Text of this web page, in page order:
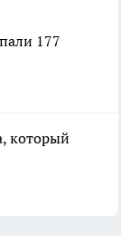
177
который